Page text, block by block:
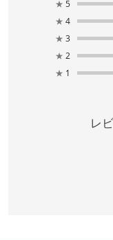
★ 5
★ 4
★ 3
★ 2
★ 1
レ